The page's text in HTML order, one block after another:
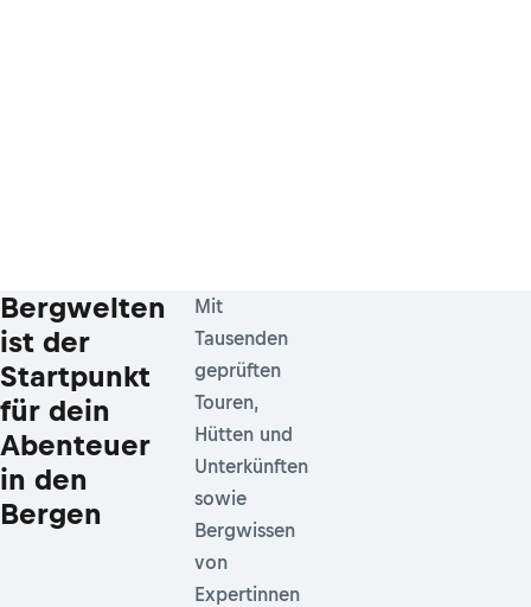
Bergwelten
ist der
Startpunkt
für dein
Abenteuer
in den
Bergen
Mit
Tausenden
geprüften
Touren,
Hütten und
Unterkünften
sowie
Bergwissen
von
Expertinnen